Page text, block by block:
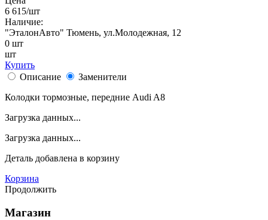
6 615/шт
Наличие:
"ЭталонАвто" Тюмень, ул.Молодежная, 12
0 шт
шт
Купить
Описание
Заменители
Колодки тормозные, передние Audi A8
Загрузка данных...
Загрузка данных...
Деталь добавлена в корзину
Корзина
Продолжить
Магазин